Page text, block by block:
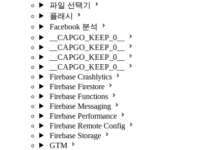
파일 선택기
플래시
Facebook 분석
__CAPGO_KEEP_0__
__CAPGO_KEEP_0__
__CAPGO_KEEP_0__
__CAPGO_KEEP_0__
Firebase Crashlytics
Firebase Firestore
Firebase Functions
Firebase Messaging
Firebase Performance
Firebase Remote Config
Firebase Storage
GTM